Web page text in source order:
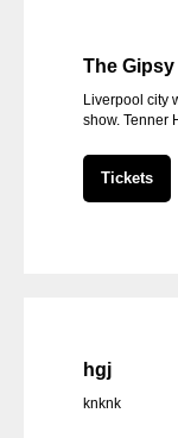
The
Liverpool city
show. Tenner
Tickets
hgj
knknk